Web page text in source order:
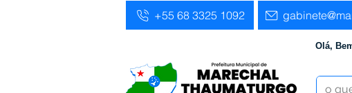
+55 68 3325 1092
Olá,